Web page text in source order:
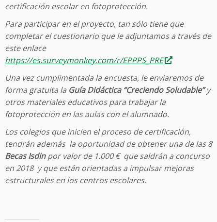
certificación escolar en fotoprotección.
Para participar en el proyecto, tan sólo tiene que
completar el cuestionario que le adjuntamos a través de
este enlace
https://es.surveymonkey.com/r/EPPPS_PRE
Una vez cumplimentada la encuesta, le enviaremos de
forma gratuita la Guía Didáctica “Creciendo Soludable”y
otros materiales educativos para trabajar la
fotoprotección en las aulas con el alumnado.
Los colegios que inicien el proceso de certificación,
tendrán además la oportunidad de obtener una de las 8
Becas Isdinpor valor de 1.000 € que saldrán a concurso
en 2018 y que están orientadas a impulsar mejoras
estructurales en los centros escolares.